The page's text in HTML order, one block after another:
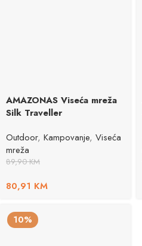
AMAZONAS Viseća mreža
Silk Traveller
Outdoor, Kampovanje, Viseća
mreža
89,90KM
80,91 KM
10%